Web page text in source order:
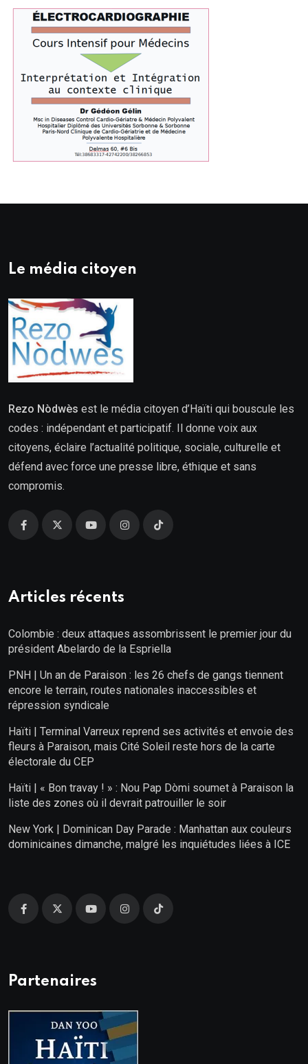
Le média citoyen
Rezo Nòdwès est le média citoyen d’Haïti qui bouscule les
codes : indépendant et participatif. Il donne voix aux
citoyens, éclaire l’actualité politique, sociale, culturelle et
défend avec force une presse libre, éthique et sans
compromis.
Articles récents
Colombie : deux attaques assombrissent le premier jour du
président Abelardo de la Espriella
PNH | Un an de Paraison : les 26 chefs de gangs tiennent
encore le terrain, routes nationales inaccessibles et
répression syndicale
Haïti | Terminal Varreux reprend ses activités et envoie des
fleurs à Paraison, mais Cité Soleil reste hors de la carte
électorale du CEP
Haïti | « Bon travay ! » : Nou Pap Dòmi soumet à Paraison la
liste des zones où il devrait patrouiller le soir
New York | Dominican Day Parade : Manhattan aux couleurs
dominicaines dimanche, malgré les inquiétudes liées à ICE
Partenaires